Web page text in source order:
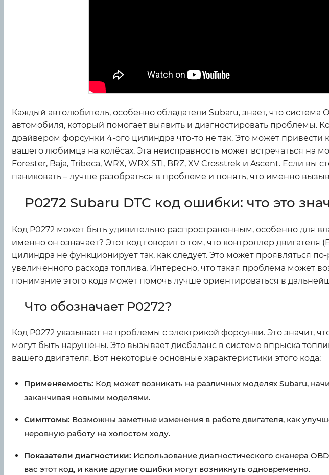
Каждый автолюбитель, особенно обладатели Subaru, знает, что система
автомобиля, который помогает выявить и диагностировать проблемы.
драйвером форсунки 4-ого цилиндра что-то не так. Это может
вашего любимца на колёсах. Эта неисправность может встречаться на
Forester, Baja, Tribeca, WRX, WRX STI, BRZ, XV Crosstrek и Ascent. Если вы
паниковать – лучше разобраться в проблеме и понять, что именно
P0272 Subaru DTC код ошибки: что это
Код P0272 может быть удивительно распространенным, особенно для
именно он означает? Этот код говорит о том, что контроллер двигателя
цилиндра не функционирует так, как следует. Это может проявляться
увеличенного расхода топлива. Интересно, что такая проблема может
понимание этого кода может помочь лучше ориентироваться в
Что обозначает P0272?
Код P0272 указывает на проблемы с электрикой форсунки. Это значит,
могут быть нарушены. Это вызывает дисбаланс в системе впрыска
вашего двигателя. Вот некоторые основные характеристики этого кода:
Применяемость: Код может возникать на различных моделях Subaru,
заканчивая новыми моделями.
Симптомы: Возможны заметные изменения в работе двигателя, как
неровную работу на холостом ходу.
Показатели диагностики: Использование диагностического сканера
вас этот код, и какие другие ошибки могут возникнуть одновременно.